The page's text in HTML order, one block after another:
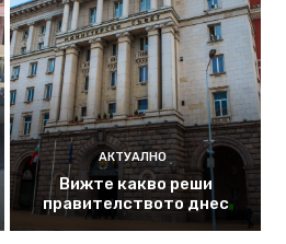
АКТУАЛНО
Вижте какво реши
правителството днес